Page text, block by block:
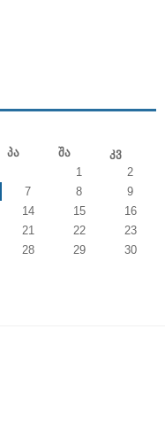
Პა Შა Კვ
1
2
7 8
9
14 15
16
21 22
23
28 29
30